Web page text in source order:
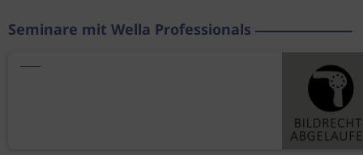
Seminare mit Wella Professionals